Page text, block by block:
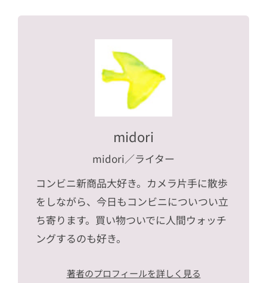
midori
midori／ライター
コンビニ新商品大好き。カメラ片手に散歩
をしながら、今日もコンビニについつい立
ち寄ります。買い物ついでに人間ウォッチ
ングするのも好き。
著者のプロフィールを詳しく見る